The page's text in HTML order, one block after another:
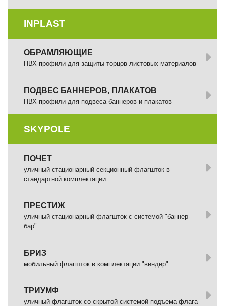
INPLAST
ОБРАМЛЯЮЩИЕ
ПВХ-профили для защиты торцов листовых материалов
ПОДВЕС БАННЕРОВ, ПЛАКАТОВ
ПВХ-профили для подвеса баннеров и плакатов
SKYPOLE
ПОЧЕТ
уличный стационарный секционный флагшток в
стандартной комплектации
ПРЕСТИЖ
уличный стационарный флагшток с системой "баннер-
бар"
БРИЗ
мобильный флагшток в комплектации "виндер"
ТРИУМФ
уличный флагшток со скрытой системой подъема флага